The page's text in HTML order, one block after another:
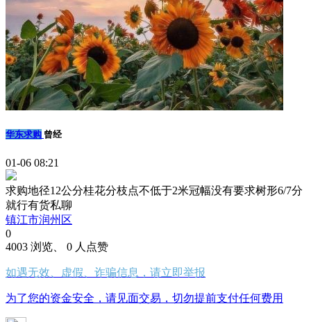
华东求购 曾经
01-06 08:21
求购地径12公分桂花分枝点不低于2米冠幅没有要求树形6/7分
就行有货私聊
镇江市润州区
0
4003 浏览、 0 人点赞
如遇无效、虚假、诈骗信息，请立即举报
为了您的资金安全，请见面交易，切勿提前支付任何费用